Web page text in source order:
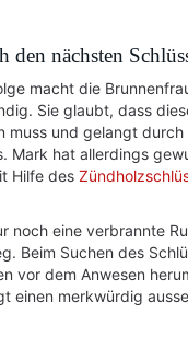
den nächsten
macht die
Sie glaubt, dass
muss und gelangt
Mark hat allerdings
Hilfe des
noch eine verbrannte
Beim Suchen des
vor dem Anwesen
einen merkwürdig